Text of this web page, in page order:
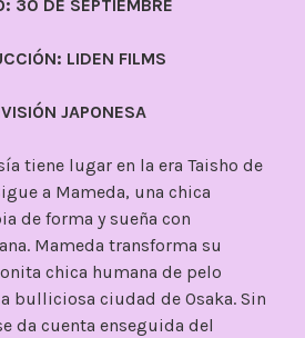
30 DE SEPTIEMBRE
LIDEN FILMS
JAPONESA
tiene lugar en la era Taisho de
a Mameda, una chica
de forma y sueña con
Mameda transforma su
chica humana de pelo
bulliciosa ciudad de Osaka. Sin
da cuenta enseguida del